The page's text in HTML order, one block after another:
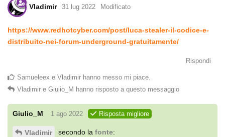
Vladimir 31 lug 2022 Modificato
https://www.redhotcyber.com/post/luca-stealer-il-codice-e-
distribuito-nei-forum-underground-gratuitamente/
Rispondi
Samueleex e Vladimir hanno messo mi piace
Vladimir e Giulio_M hanno risposto a questo messaggio
Giulio_M 1 ago 2022 Risposta migliore
Vladimir secondo la fonte: